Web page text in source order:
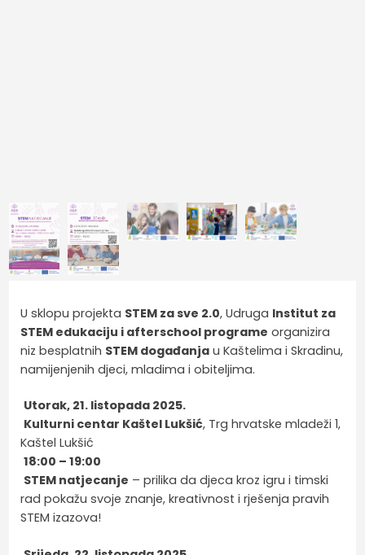
U sklopu projekta STEM za sve 2.0, Udruga Institut za
STEM edukaciju i afterschool programe organizira
niz besplatnih STEM događanja u Kaštelima i Skradinu,
namijenjenih djeci, mladima i obiteljima.
Utorak, 21. listopada 2025.
Kulturni centar Kaštel Lukšić, Trg hrvatske mladeži 1,
Kaštel Lukšić
18:00 – 19:00
STEM natjecanje – prilika da djeca kroz igru i timski
rad pokažu svoje znanje, kreativnost i rješenja pravih
STEM izazova!